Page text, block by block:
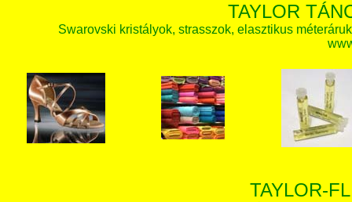
TAYLOR
Swarovski kristályok, strasszok, elasztikus
TAYLOR-